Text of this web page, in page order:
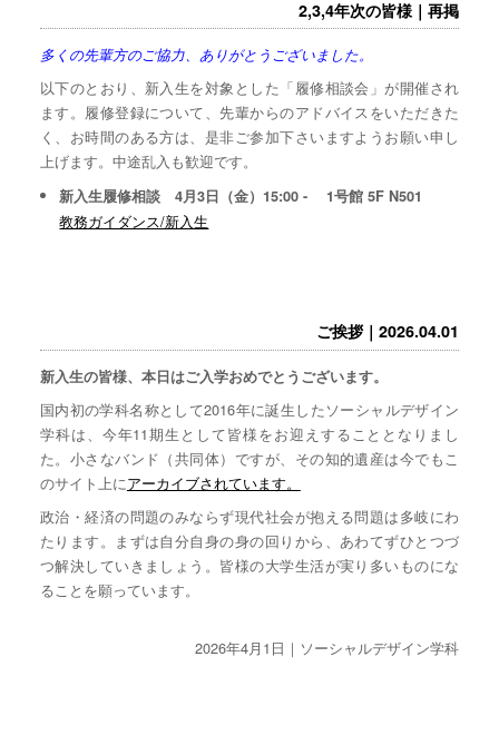
2,3,4年次の皆様｜再掲
多くの先輩方のご協力、ありがとうございました。
以下のとおり、新入生を対象とした「履修相談会」が開催され
ます。履修登録について、先輩からのアドバイスをいただきた
く、お時間のある方は、是非ご参加下さいますようお願い申し
上げます。中途乱入も歓迎です。
新入生履修相談 4月3日（金）15:00 - 1号館 5F N501
教務ガイダンス/新入生
ご挨拶｜2026.04.01
新入生の皆様、本日はご入学おめでとうございます。
国内初の学科名称として2016年に誕生したソーシャルデザイン
学科は、今年11期生として皆様をお迎えすることとなりまし
た。小さなバンド（共同体）ですが、その知的遺産は今でもこ
のサイト上にアーカイブされています。
政治・経済の問題のみならず現代社会が抱える問題は多岐にわ
たります。まずは自分自身の身の回りから、あわてずひとつづ
つ解決していきましょう。皆様の大学生活が実り多いものにな
ることを願っています。
2026年4月1日｜ソーシャルデザイン学科